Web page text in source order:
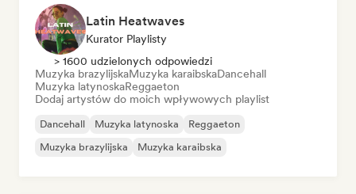
Latin Heatwaves
Kurator Playlisty
> 1600 udzielonych odpowiedzi
Muzyka brazylijskaMuzyka karaibskaDancehall
Muzyka latynoskaReggaeton
Dodaj artystów do moich wpływowych playlist
Dancehall Muzyka latynoska
Reggaeton
Muzyka brazylijska
Muzyka karaibska